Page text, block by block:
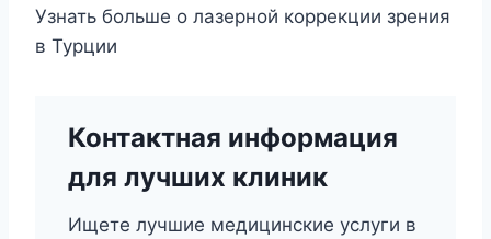
Узнать больше о лазерной коррекции зрения
в Турции
Контактная информация
для лучших клиник
Ищете лучшие медицинские услуги в